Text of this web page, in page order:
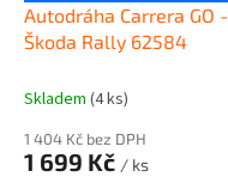
Autodráha Carrera GO -
Škoda Rally 62584
Skladem (4 ks)
1 404 Kč bez DPH
1 699 Kč / ks